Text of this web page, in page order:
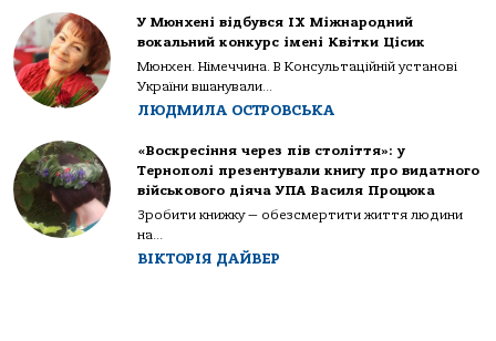
У Мюнхені відбувся IX Міжнародний
вокальний конкурс імені Квітки Цісик
Мюнхен. Німеччина. В Консультаційній установі
України вшанували...
ЛЮДМИЛА ОСТРОВСЬКА
«Воскресіння через пів століття»: у
Тернополі презентували книгу про видатного
військового діяча УПА Василя Процюка
Зробити книжку — обезсмертити життя людини
на...
ВІКТОРІЯ ДАЙВЕР